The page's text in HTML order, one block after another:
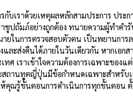
กับเราด้วยเหตุผลหลักสามประการ ป
ชูปถัมภ์อย่างถูกต้อง ทนายความผู้ทำค
ในการตรวจสอบตัวตน เป็นพยานกา
ะส่งคืนได้ภายในวันเดียวกัน หากเอก
ทศ เราเข้าใจความต้องการเฉพาะข
ถานทูตญี่ปุ่นมีข้อกำหนดเฉพาะสำหรับ
คุณรู้ขั้นตอนการดำเนินการทุกขั้นตอน ตั้